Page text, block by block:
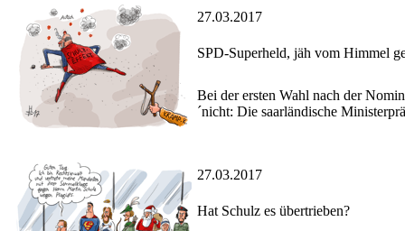
27.03.2017
SPD-Superheld, jäh vom Himmel
Bei der ersten Wahl nach der
´nicht: Die saarländische
27.03.2017
Hat Schulz es übertrieben?